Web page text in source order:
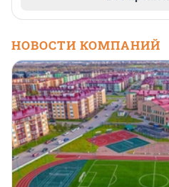
НОВОСТИ КОМПАНИЙ